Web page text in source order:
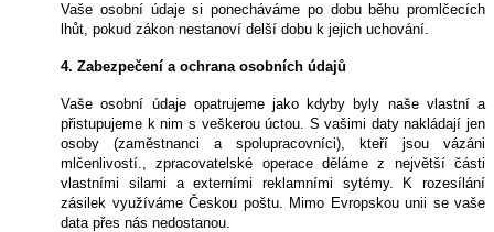
Vaše osobní údaje si ponecháváme po dobu běhu promlčecích
lhůt, pokud zákon nestanoví delší dobu k jejich uchování.
4. Zabezpečení a ochrana osobních údajů
Vaše osobní údaje opatrujeme jako kdyby byly naše vlastní a
přistupujeme k nim s veškerou úctou. S vašimi daty nakládají jen
osoby (zaměstnanci a spolupracovníci), kteří jsou vázáni
mlčenlivostí., zpracovatelské operace děláme z největší části
vlastními silami a externími reklamními sytémy. K rozesílání
zásilek využíváme Českou poštu. Mimo Evropskou unii se vaše
data přes nás nedostanou.